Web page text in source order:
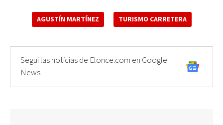
AGUSTÍN MARTÍNEZ TURISMO CARRETERA
Seguí las noticias de Elonce.com en Google
News